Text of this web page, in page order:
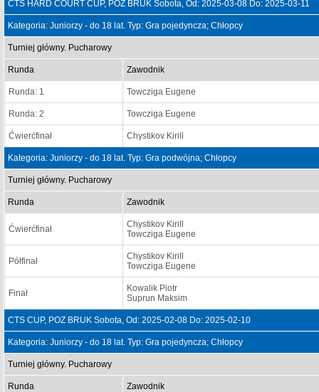
CTS HARD COURT CUP, POZ BRUK Sobota, Od: 2025-03-08 Do: 2025-03-11
Kategoria: Juniorzy - do 18 lat. Typ: Gra pojedyncza; Chłopcy
Turniej główny. Pucharowy
Runda Zawodnik
Runda: 1 Towcziga Eugene
Runda: 2 Towcziga Eugene
Ćwierćfinał Chystikov Kirill
Kategoria: Juniorzy - do 18 lat. Typ: Gra podwójna; Chłopcy
Turniej główny. Pucharowy
Runda Zawodnik
Ćwierćfinał
Chystikov Kirill
Towcziga Eugene
Półfinał
Chystikov Kirill
Towcziga Eugene
Finał
Kowalik Piotr
Suprun Maksim
CTS CUP, POZ BRUK Sobota, Od: 2025-02-08 Do: 2025-02-10
Kategoria: Juniorzy - do 18 lat. Typ: Gra pojedyncza; Chłopcy
Turniej główny. Pucharowy
Runda Zawodnik